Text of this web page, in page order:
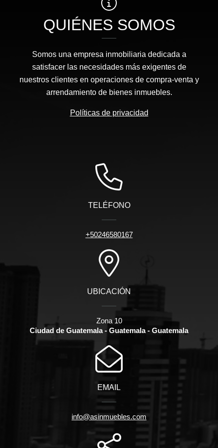
QUIÉNES SOMOS
Somos una empresa inmobiliaria dedicada a
satisfacer las necesidades más exigentes de
nuestros clientes en operaciones de compra-venta y
arrendamiento de bienes inmuebles.
Políticas de privacidad
TELÉFONO
+50246580167
UBICACIÓN
Zona 10
Ciudad de Guatemala - Guatemala - Guatemala
EMAIL
info@asinmuebles.com